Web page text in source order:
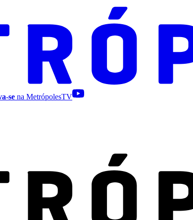
se na MetrópolesTV